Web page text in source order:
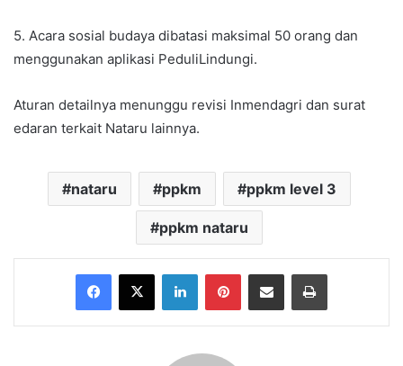
5. Acara sosial budaya dibatasi maksimal 50 orang dan
menggunakan aplikasi PeduliLindungi.
Aturan detailnya menunggu revisi Inmendagri dan surat
edaran terkait Nataru lainnya.
nataru ppkm ppkm level 3
ppkm nataru
Facebook
X LinkedInPinterestShare via Email Print